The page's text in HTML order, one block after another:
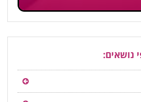
נושאים: